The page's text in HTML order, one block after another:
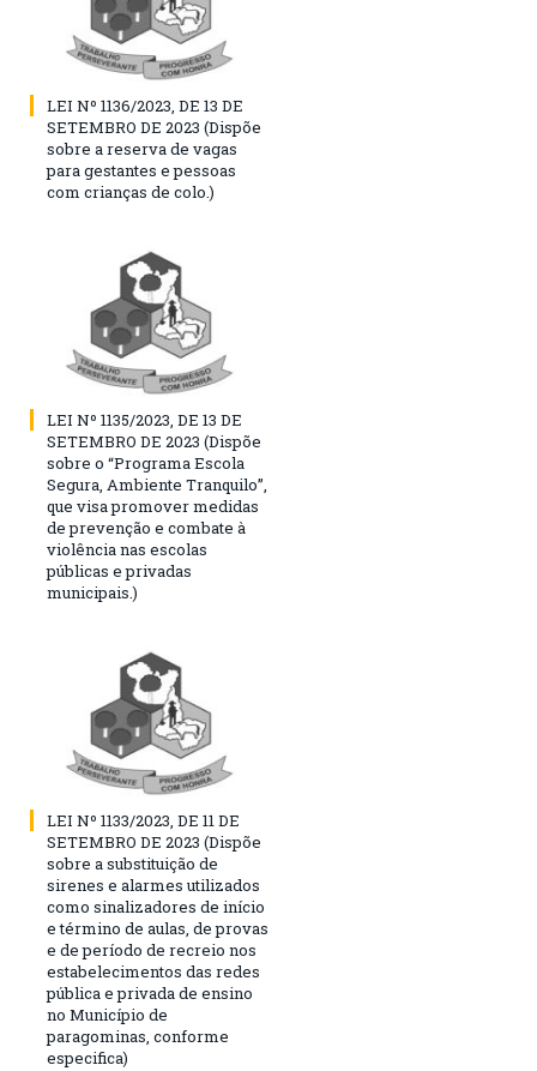
LEI Nº 1136/2023, DE 13 DE
SETEMBRO DE 2023 (Dispõe
sobre a reserva de vagas
para gestantes e pessoas
com crianças de colo.)
LEI Nº 1135/2023, DE 13 DE
SETEMBRO DE 2023 (Dispõe
sobre o “Programa Escola
Segura, Ambiente Tranquilo”,
que visa promover medidas
de prevenção e combate à
violência nas escolas
públicas e privadas
municipais.)
LEI Nº 1133/2023, DE 11 DE
SETEMBRO DE 2023 (Dispõe
sobre a substituição de
sirenes e alarmes utilizados
como sinalizadores de início
e término de aulas, de provas
e de período de recreio nos
estabelecimentos das redes
pública e privada de ensino
no Município de
paragominas, conforme
especifica)